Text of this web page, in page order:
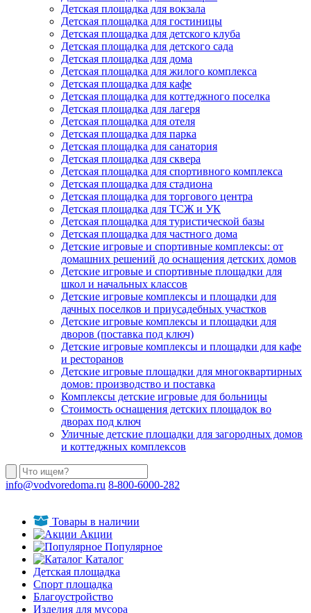
Детская площадка для вокзала
Детская площадка для гостиницы
Детская площадка для детского клуба
Детская площадка для детского сада
Детская площадка для дома
Детская площадка для жилого комплекса
Детская площадка для кафе
Детская площадка для коттеджного поселка
Детская площадка для лагеря
Детская площадка для отеля
Детская площадка для парка
Детская площадка для санатория
Детская площадка для сквера
Детская площадка для спортивного комплекса
Детская площадка для стадиона
Детская площадка для торгового центра
Детская площадка для ТСЖ и УК
Детская площадка для туристической базы
Детская площадка для частного дома
Детские игровые и спортивные комплексы: от
домашних решений до оснащения детских домов
Детские игровые и спортивные площадки для
школ и начальных классов
Детские игровые комплексы и площадки для
дачных поселков и приусадебных участков
Детские игровые комплексы и площадки для
дворов (поставка под ключ)
Детские игровые комплексы и площадки для кафе
и ресторанов
Детские игровые площадки для многоквартирных
домов: производство и поставка
Комплексы детские игровые для больницы
Стоимость оснащения детских площадок во
дворах под ключ
Уличные детские площадки для загородных домов
и коттеджных комплексов
info@vodvoredoma.ru 8-800-6000-282
Товары в наличии
Акции
Популярное
Каталог
Детская площадка
Спорт площадка
Благоустройство
Изделия для мусора